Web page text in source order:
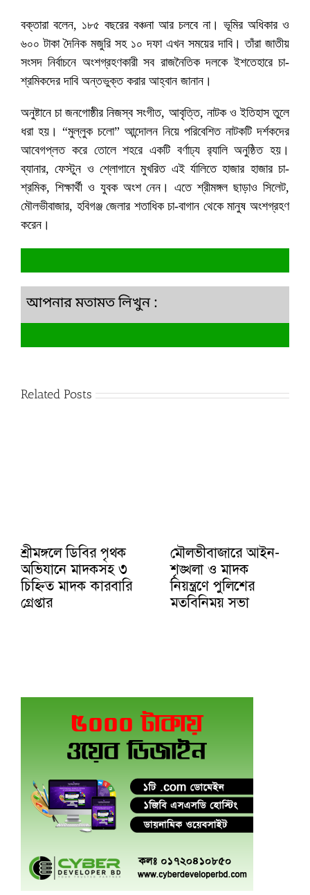
বক্তারা বলেন, ১৮৫ বছরের বঞ্চনা আর চলবে না। ভূমির অধিকার ও
৬০০ টাকা দৈনিক মজুরি সহ ১০ দফা এখন সময়ের দাবি। তাঁরা জাতীয়
সংসদ নির্বাচনে অংশগ্রহণকারী সব রাজনৈতিক দলকে ইশতেহারে চা-
শ্রমিকদের দাবি অন্তভুক্ত করার আহ্বান জানান।
অনুষ্টানে চা জনগোষ্ঠীর নিজস্ব সংগীত, আবৃত্তি, নাটক ও ইতিহাস তুলে
ধরা হয়। “মুল্লুক চলো” আন্দোলন নিয়ে পরিবেশিত নাটকটি দর্শকদের
আবেগপ্লত করে তোলে শহরে একটি বর্ণাঢ্য র‌্যালি অনুষ্ঠিত হয়।
ব্যানার, ফেস্টুন ও শ্লোগানে মুখরিত এই র্যালিতে হাজার হাজার চা-
শ্রমিক, শিক্ষার্থী ও যুবক অংশ নেন। এতে শ্রীমঙ্গল ছাড়াও সিলেট,
মৌলভীবাজার, হবিগঞ্জ জেলার শতাধিক চা-বাগান থেকে মানুষ অংশগ্রহণ
করেন।
আপনার মতামত লিখুন :
Related Posts
শ্রীমঙ্গলে ডিবির পৃথক
অভিযানে মাদকসহ ৩
চিহ্নিত মাদক কারবারি
গ্রেপ্তার
মৌলভীবাজারে আইন-
শৃঙ্খলা ও মাদক
নিয়ন্ত্রণে পুলিশের
মতবিনিময় সভা